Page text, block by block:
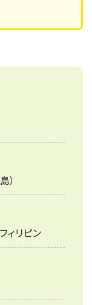
）
ィリピン